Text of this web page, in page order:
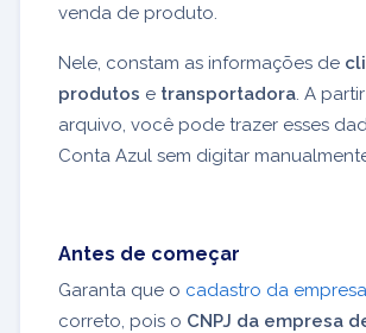
venda de produto.
Nele, constam as informações de
produtos e transportadora . A
arquivo, você pode trazer esses
Conta Azul sem digitar
Antes de começar
Garanta que o cadastro da empresa
correto, pois o CNPJ da empresa